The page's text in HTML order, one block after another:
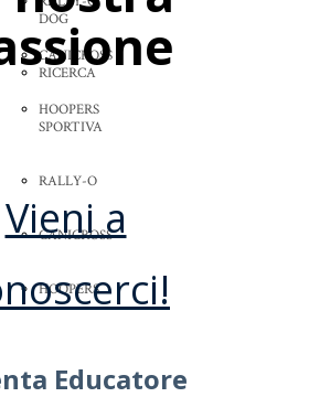
CANICROSS
HOOPERS
DOG
RICERCA
SPORTIVA
RALLY-O
CANICROSS
HOOPERS
Vieni a
Educatore